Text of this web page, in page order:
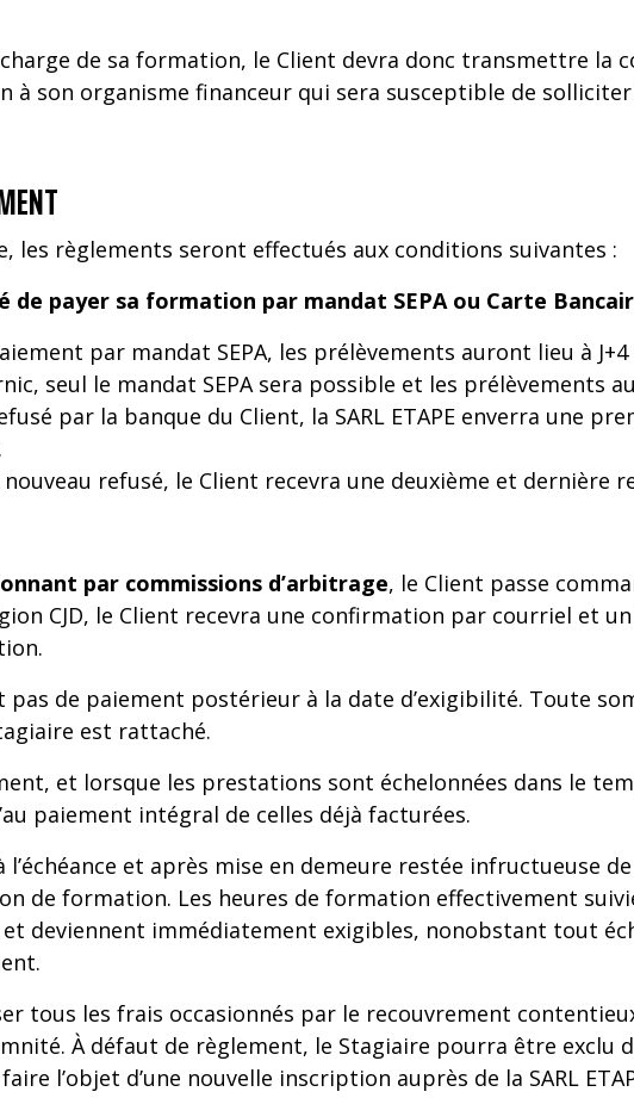
de sa formation, le Client devra donc transmettre la
à son organisme financeur qui sera susceptible de
les règlements seront effectués aux conditions suivantes :
de payer sa formation par mandat SEPA ou Carte
par mandat SEPA, les prélèvements auront lieu à
seul le mandat SEPA sera possible et les prélèvements
par la banque du Client, la SARL ETAPE enverra une
refusé, le Client recevra une deuxième et dernière
par commissions d’arbitrage, le Client passe
CJD, le Client recevra une confirmation par courriel et
pas de paiement postérieur à la date d’exigibilité. Toute
est rattaché.
et lorsque les prestations sont échelonnées dans le
paiement intégral de celles déjà facturées.
l’échéance et après mise en demeure restée infructueuse
de formation. Les heures de formation effectivement
deviennent immédiatement exigibles, nonobstant tout
tous les frais occasionnés par le recouvrement
À défaut de règlement, le Stagiaire pourra être exclu
l’objet d’une nouvelle inscription auprès de la SARL